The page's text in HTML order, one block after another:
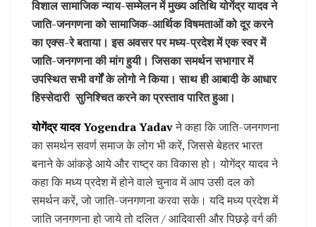
विशाल सामाजिक न्याय-सम्मेलन में मुख्य अतिथि योगेंद्र यादव ने
जाति-जनगणना को सामाजिक-आर्थिक विषमताओं को दूर करने
का एक्स-रे बताया। इस अवसर पर मध्य-प्रदेश में एक स्वर में
जाति-जनगणना की मांग हुयी। जिसका समर्थन सभागार में
उपस्थित सभी वर्गों के लोगो ने किया। साथ ही आबादी के आधार
हिस्सेदारी सुनिश्चित करने का प्रस्ताव पारित हुआ।
योगेंद्र यादव Yogendra Yadavने कहा कि जाति-जनगणना
का समर्थन सवर्ण समाज के लोग भी करें, जिससे बेहतर भारत
बनाने के आंकड़े आये और राष्ट्र का विकास हो। योगेंद्र यादव ने
कहा कि मध्य प्रदेश में होने वाले चुनाव में आप उसी दल को
समर्थन करें, जो जाति-जनगणना करवा सके। यदि मध्य प्रदेश में
जाति जनगणना हो जाये तो दलित / आदिवासी और पिछड़े वर्ग की